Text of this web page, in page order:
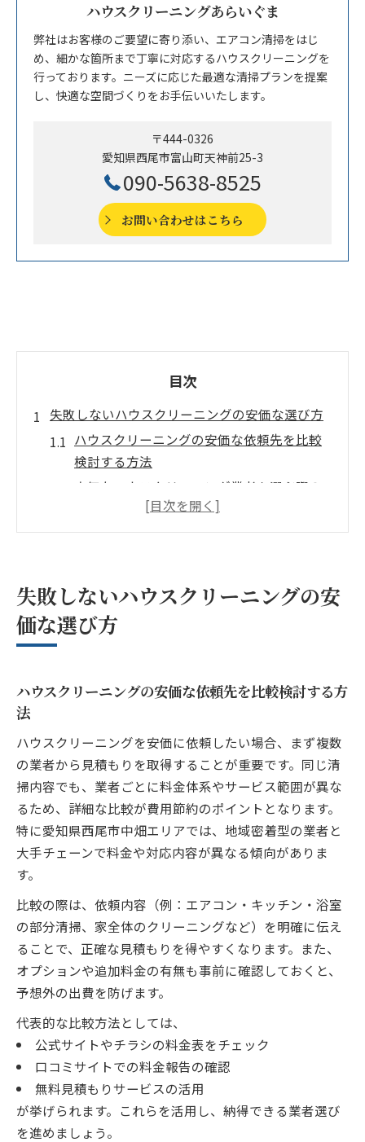
ハウスクリーニングあらいぐま
弊社はお客様のご要望に寄り添い、エアコン清掃をはじ
め、細かな箇所まで丁寧に対応するハウスクリーニングを
行っております。ニーズに応じた最適な清掃プランを提案
し、快適な空間づくりをお手伝いいたします。
〒444-0326
愛知県西尾市富山町天神前25-3
090-5638-8525
お問い合わせはこちら
目次
失敗しないハウスクリーニングの安価な選び方
ハウスクリーニングの安価な依頼先を比較
検討する方法
安価なハウスクリーニング業者を選ぶ際の
注意点と対策
評判や口コミから安価なハウスクリーニン
き出すポイント
キャンペーンや閑散期を活用した安価なハ
える
安価に頼むコツ
地域密着のハウスクリーニング業者の選び
方と比較ポイント
愛知県西尾市中畑で安価実現のための業者
比較術を紹介
ハウスクリーニング依頼時に確認すべき地
エアコンクリーニングも安価にできる業者
の見つけ方
地域のハウスクリーニング料金相場とお得な活
用術
の情報収集術
愛知県西尾市中畑の料金相場と安価な依頼
方法のコツ
お得なハウスクリーニングキャンペーン活
用法を解説
失敗しないハウスクリーニングの安
価な選び方
ハウスクリーニングの安価な依頼先を比較検討する方
法
ハウスクリーニングを安価に依頼したい場合、まず複数
の業者から見積もりを取得することが重要です。同じ清
掃内容でも、業者ごとに料金体系やサービス範囲が異な
るため、詳細な比較が費用節約のポイントとなります。
特に愛知県西尾市中畑エリアでは、地域密着型の業者と
大手チェーンで料金や対応内容が異なる傾向がありま
す。
比較の際は、依頼内容（例：エアコン・キッチン・浴室
の部分清掃、家全体のクリーニングなど）を明確に伝え
ることで、正確な見積もりを得やすくなります。また、
オプションや追加料金の有無も事前に確認しておくと、
予想外の出費を防げます。
代表的な比較方法としては、
公式サイトやチラシの料金表をチェック
口コミサイトでの料金報告の確認
無料見積もりサービスの活用
が挙げられます。これらを活用し、納得できる業者選び
を進めましょう。